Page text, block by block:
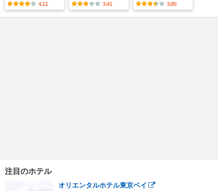
4.11
3.41
3.80
注目のホテル
オリエンタルホテル東京ベイ